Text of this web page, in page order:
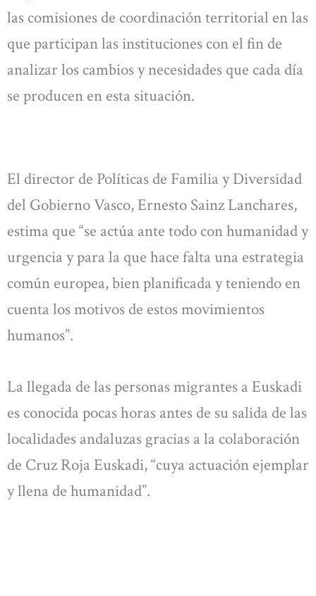
las comisiones de coordinación territorial en las
que participan las instituciones con el fin de
analizar los cambios y necesidades que cada día
se producen en esta situación.
El director de Políticas de Familia y Diversidad
del Gobierno Vasco, Ernesto Sainz Lanchares,
estima que “se actúa ante todo con humanidad y
urgencia y para la que hace falta una estrategia
común europea, bien planificada y teniendo en
cuenta los motivos de estos movimientos
humanos”.
La llegada de las personas migrantes a Euskadi
es conocida pocas horas antes de su salida de las
localidades andaluzas gracias a la colaboración
de Cruz Roja Euskadi, “cuya actuación ejemplar
y llena de humanidad”.